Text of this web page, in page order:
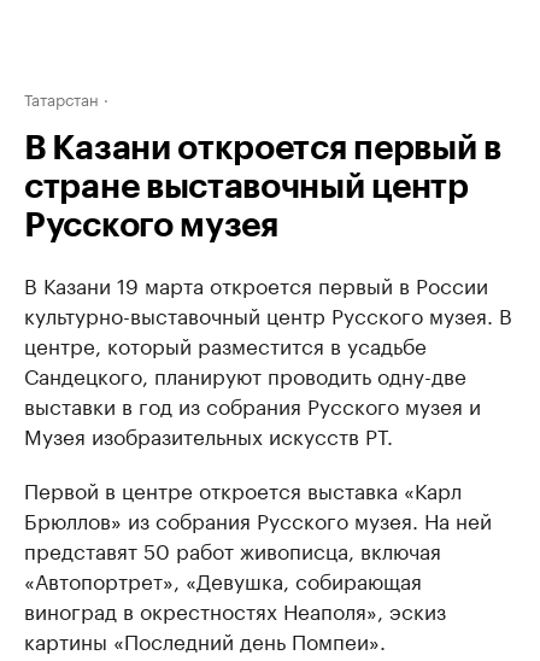
Татарстан
В Казани откроется первый в
стране выставочный центр
Русского музея
В Казани 19 марта откроется первый в России
культурно-выставочный центр Русского музея. В
центре, который разместится в усадьбе
Сандецкого, планируют проводить одну-две
выставки в год из собрания Русского музея и
Музея изобразительных искусств РТ.
Первой в центре откроется выставка «Карл
Брюллов» из собрания Русского музея. На ней
представят 50 работ живописца, включая
«Автопортрет», «Девушка, собирающая
виноград в окрестностях Неаполя», эскиз
картины «Последний день Помпеи».